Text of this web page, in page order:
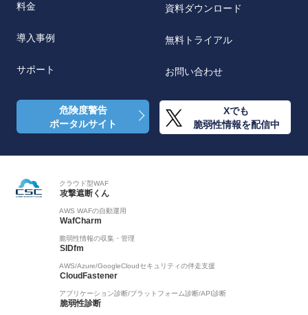
料金
導入事例
サポート
資料ダウンロード
無料トライアル
お問い合わせ
危険度警告
ポータルサイト
Xでも
脆弱性情報を配信中
クラウド型WAF
攻撃遮断くん
AWS WAFの自動運用
WafCharm
脆弱性情報の収集・管理
SIDfm
AWS/Azure/GoogleCloudセキュリティの伴走支援
CloudFastener
アプリケーション診断/プラットフォーム診断/API診断
脆弱性診断